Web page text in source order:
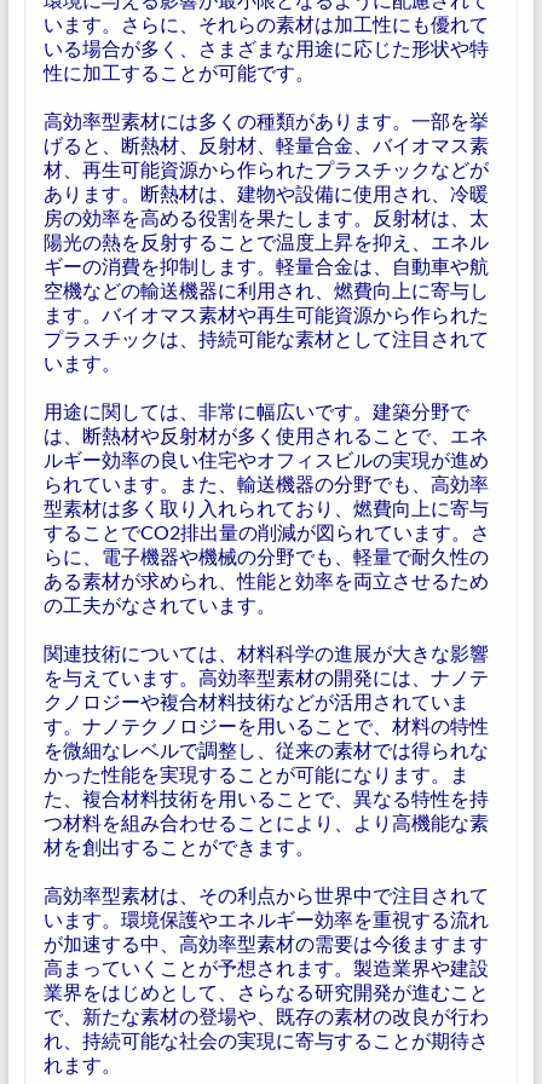
います。さらに、それらの素材は加工性にも優れて
いる場合が多く、さまざまな用途に応じた形状や特
性に加工することが可能です。
高効率型素材には多くの種類があります。一部を挙
げると、断熱材、反射材、軽量合金、バイオマス素
材、再生可能資源から作られたプラスチックなどが
あります。断熱材は、建物や設備に使用され、冷暖
房の効率を高める役割を果たします。反射材は、太
陽光の熱を反射することで温度上昇を抑え、エネル
ギーの消費を抑制します。軽量合金は、自動車や航
空機などの輸送機器に利用され、燃費向上に寄与し
ます。バイオマス素材や再生可能資源から作られた
プラスチックは、持続可能な素材として注目されて
います。
用途に関しては、非常に幅広いです。建築分野で
は、断熱材や反射材が多く使用されることで、エネ
ルギー効率の良い住宅やオフィスビルの実現が進め
られています。また、輸送機器の分野でも、高効率
型素材は多く取り入れられており、燃費向上に寄与
することでCO2排出量の削減が図られています。さ
らに、電子機器や機械の分野でも、軽量で耐久性の
ある素材が求められ、性能と効率を両立させるため
の工夫がなされています。
関連技術については、材料科学の進展が大きな影響
を与えています。高効率型素材の開発には、ナノテ
クノロジーや複合材料技術などが活用されていま
す。ナノテクノロジーを用いることで、材料の特性
を微細なレベルで調整し、従来の素材では得られな
かった性能を実現することが可能になります。ま
た、複合材料技術を用いることで、異なる特性を持
つ材料を組み合わせることにより、より高機能な素
材を創出することができます。
高効率型素材は、その利点から世界中で注目されて
います。環境保護やエネルギー効率を重視する流れ
が加速する中、高効率型素材の需要は今後ますます
高まっていくことが予想されます。製造業界や建設
業界をはじめとして、さらなる研究開発が進むこと
で、新たな素材の登場や、既存の素材の改良が行わ
れ、持続可能な社会の実現に寄与することが期待さ
れます。